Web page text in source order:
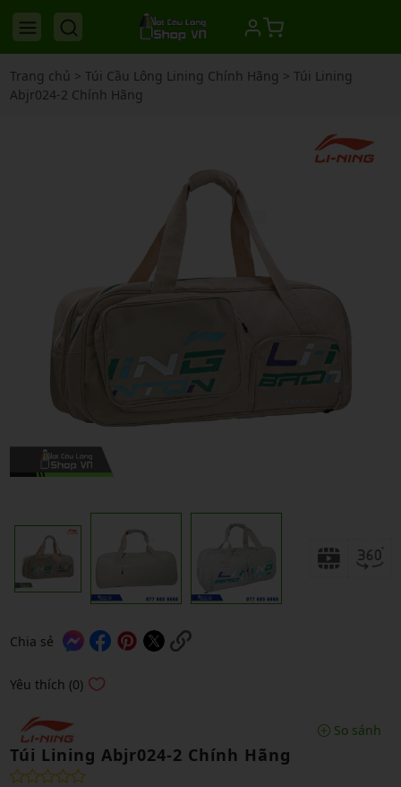
Trang chủ > Túi Cầu Lông Lining Chính Hãng > Túi Lining
Abjr024-2 Chính Hãng
Chia sẻ
Yêu thích (0)
So sánh
Túi Lining Abjr024-2 Chính Hãng